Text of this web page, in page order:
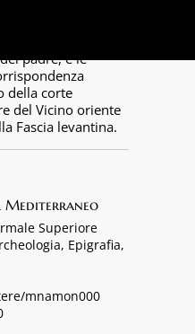
padre, e le
della corte
del Vicino oriente
Fascia levantina.
Superiore
Epigrafia,
mnamon000